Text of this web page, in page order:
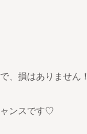
、損はありません！
ャンスです♡